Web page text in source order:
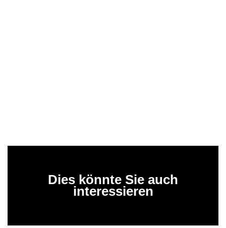
Dies könnte Sie auch
interessieren